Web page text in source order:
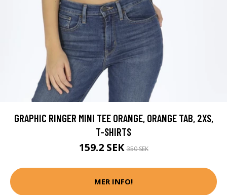
GRAPHIC RINGER MINI TEE ORANGE, ORANGE TAB, 2XS,
T-SHIRTS
159.2 SEK350 SEK
MER INFO!